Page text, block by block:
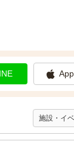
施設・イ